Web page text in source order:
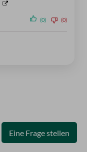
(0) (0)
Eine Frage stellen